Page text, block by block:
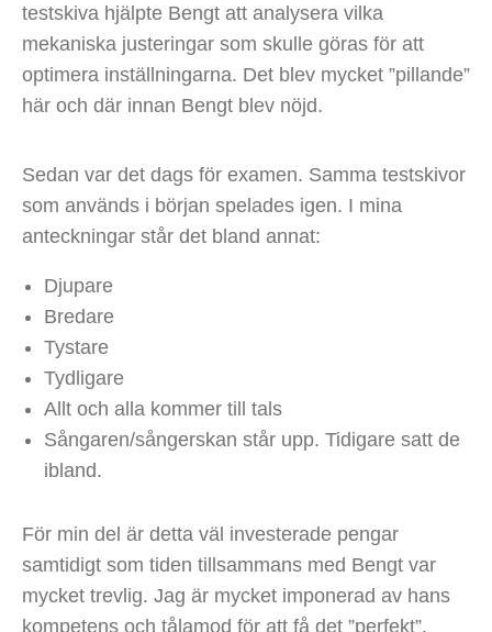
testskiva hjälpte Bengt att analysera vilka
mekaniska justeringar som skulle göras för att
optimera inställningarna. Det blev mycket ”pillande”
här och där innan Bengt blev nöjd.
Sedan var det dags för examen. Samma testskivor
som används i början spelades igen. I mina
anteckningar står det bland annat:
Djupare
Bredare
Tystare
Tydligare
Allt och alla kommer till tals
Sångaren/sångerskan står upp. Tidigare satt de
ibland.
För min del är detta väl investerade pengar
samtidigt som tiden tillsammans med Bengt var
mycket trevlig. Jag är mycket imponerad av hans
kompetens och tålamod för att få det ”perfekt”.